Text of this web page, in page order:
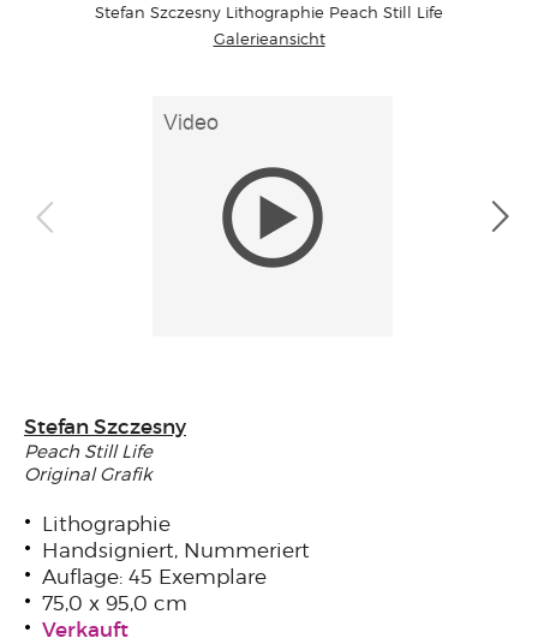
Stefan Szczesny Lithographie Peach Still Life
Galerieansicht
Stefan Szczesny
Peach Still Life
Original Grafik
Lithographie
Handsigniert, Nummeriert
Auflage: 45 Exemplare
75,0 x 95,0 cm
Verkauft